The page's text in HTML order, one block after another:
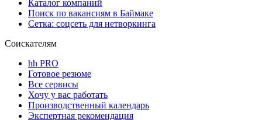
Каталог компаний
Поиск по вакансиям в Баймаке
Сетка: соцсеть для нетворкинга
Соискателям
hh PRO
Готовое резюме
Все сервисы
Хочу у вас работать
Производственный календарь
Экспертная рекомендация